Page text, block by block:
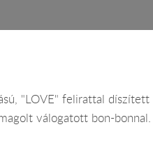
"LOVE" felirattal
válogatott bon-bonnal.